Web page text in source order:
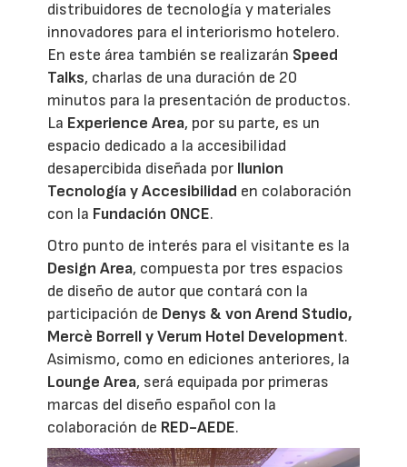
distribuidores de tecnología y materiales
innovadores para el interiorismo hotelero.
En este área también se realizarán Speed
Talks, charlas de una duración de 20
minutos para la presentación de productos.
La Experience Area, por su parte, es un
espacio dedicado a la accesibilidad
desapercibida diseñada por Ilunion
Tecnología y Accesibilidad en colaboración
con la Fundación ONCE.
Otro punto de interés para el visitante es la
Design Area, compuesta por tres espacios
de diseño de autor que contará con la
participación de Denys & von Arend Studio,
Mercè Borrell y Verum Hotel Development.
Asimismo, como en ediciones anteriores, la
Lounge Area, será equipada por primeras
marcas del diseño español con la
colaboración de RED-AEDE.